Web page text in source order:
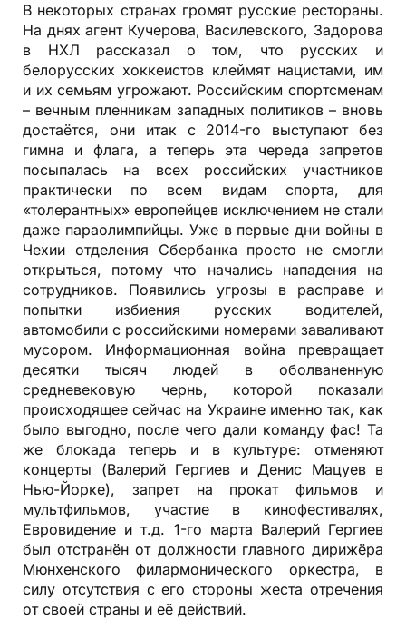
В некоторых странах громят русские рестораны.
На днях агент Кучерова, Василевского, Задорова
в НХЛ рассказал о том, что русских и
белорусских хоккеистов клеймят нацистами, им
и их семьям угрожают. Российским спортсменам
– вечным пленникам западных политиков – вновь
достаётся, они итак с 2014-го выступают без
гимна и флага, а теперь эта череда запретов
посыпалась на всех российских участников
практически по всем видам спорта, для
«толерантных» европейцев исключением не стали
даже параолимпийцы. Уже в первые дни войны в
Чехии отделения Сбербанка просто не смогли
открыться, потому что начались нападения на
сотрудников. Появились угрозы в расправе и
попытки избиения русских водителей,
автомобили с российскими номерами заваливают
мусором. Информационная война превращает
десятки тысяч людей в оболваненную
средневековую чернь, которой показали
происходящее сейчас на Украине именно так, как
было выгодно, после чего дали команду фас! Та
же блокада теперь и в культуре: отменяют
концерты (Валерий Гергиев и Денис Мацуев в
Нью-Йорке), запрет на прокат фильмов и
мультфильмов, участие в кинофестивалях,
Евровидение и т.д. 1-го марта Валерий Гергиев
был отстранён от должности главного дирижёра
Мюнхенского филармонического оркестра, в
силу отсутствия с его стороны жеста отречения
от своей страны и её действий.